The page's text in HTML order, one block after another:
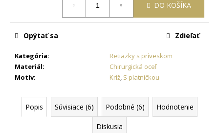
DO KOŠÍKA
Kategória:
Retiazky s príveskom
Materiál:
Chirurgická oceľ
Motív: Kríž S platničkou
Opýtať sa Zdieľať
Popis Súvisiace (6) Podobné (6) Hodnotenie
Diskusia
KRABIČKA
22,05